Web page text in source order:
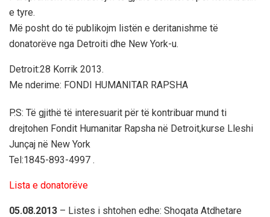
e tyre.
Më posht do të publikojm listën e deritanishme të
donatorëve nga Detroiti dhe New York-u.
Detroit:28 Korrik 2013.
Me nderime: FONDI HUMANITAR RAPSHA
P.S: Të gjithë të interesuarit për të kontribuar mund ti
drejtohen Fondit Humanitar Rapsha në Detroit,kurse Lleshi
Junçaj në New York
Tel:1845-893-4997 .
Lista e donatorëve
05.08.2013 – Listes i shtohen edhe: Shoqata Atdhetare